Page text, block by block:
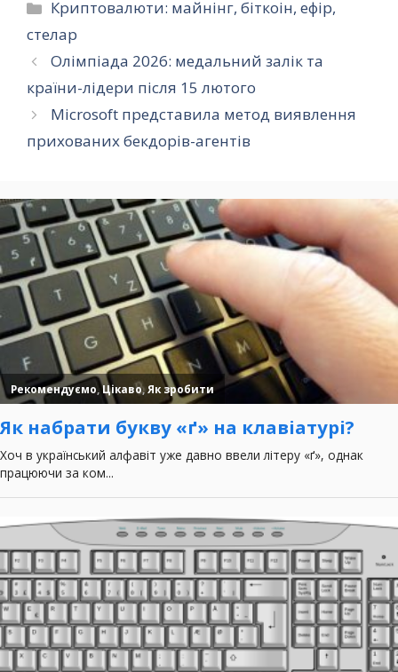
Категорії
Криптовалюти: майнінг, біткоін, ефір,
стелар
Олімпіада 2026: медальний залік та
країни-лідери після 15 лютого
Microsoft представила метод виявлення
прихованих бекдорів-агентів